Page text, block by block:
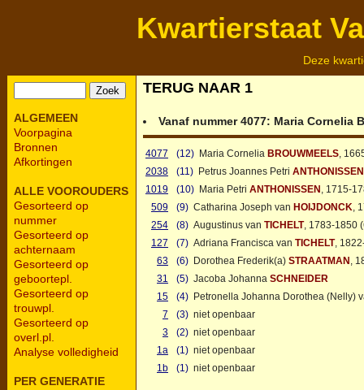
Kwartierstaat
Deze
ALGEMEEN
Voorpagina
Bronnen
Afkortingen
ALLE VOOROUDERS
Gesorteerd op
nummer
Gesorteerd op
achternaam
Gesorteerd op
geboortepl.
Gesorteerd op
trouwpl.
Gesorteerd op
overl.pl.
Analyse volledigheid
PER GENERATIE
TERUG NAAR 1
Vanaf nummer 4077: Maria Cornelia
4077 (12) Maria Cornelia BROUWMEELS,
2038
(11) Petrus Joannes Petri ANTHONISSEN
1019
(10) Maria Petri ANTHONISSEN , 1715-
509
(9) Catharina Joseph van HOIJDONCK,
254
(8) Augustinus van TICHELT, 1783-1850
127
(7) Adriana Francisca van TICHELT,
63
(6) Dorothea Frederik(a) STRAATMAN ,
31
(5) Jacoba Johanna SCHNEIDER
15
(4) Petronella Johanna Dorothea (Nelly)
7
(3) niet openbaar
3
(2) niet openbaar
1a
(1) niet openbaar
1b
(1) niet openbaar